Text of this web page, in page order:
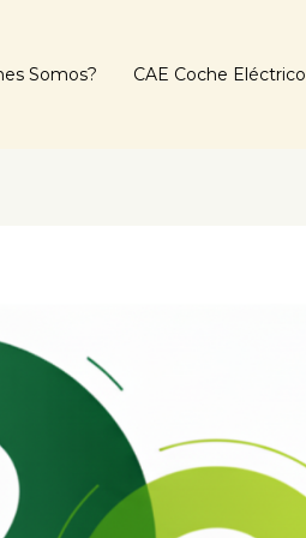
Somos? CAE Coche Eléctrico